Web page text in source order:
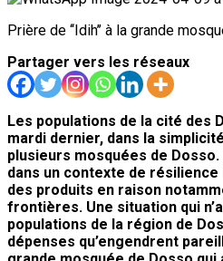
Prière de ‘‘Idih’’ à la grande
Partager vers les réseaux
Les populations de la cité des
mardi dernier, dans la
plusieurs mosquées de
dans un contexte de
des produits en raison
frontières. Une situation qui
populations de la région de
dépenses qu’engendrent